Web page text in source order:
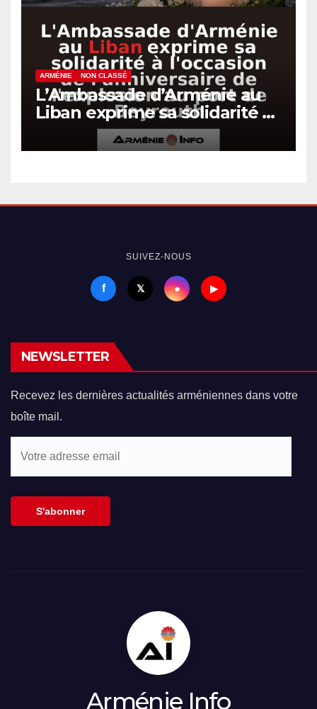
ARMÉNIE NON CLASSÉ
L’Ambassade d’Arménie au
Liban exprime sa solidarité à
l’occasion de l’anniversaire
de l’explosion au port de
SUIVEZ-NOUS
f 𝕏 ● ▶
NEWSLETTER
Recevez les dernières actualités arméniennes dans votre
boîte mail.
S'abonner
Arménie Info